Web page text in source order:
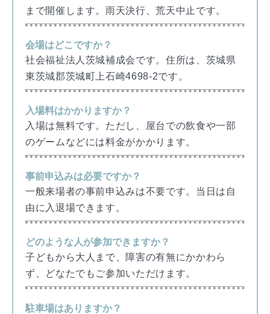
まで開催します。雨天決行、荒天中止です。
会場はどこですか？
社会福祉法人茨城補成会です。住所は、茨城県
東茨城郡茨城町上石崎4698-2です。
入場料はかかりますか？
入場は無料です。ただし、屋台での飲食や一部
のゲームなどには料金がかかります。
事前申込みは必要ですか？
一般来場者の事前申込みは不要です。当日は自
由に入退場できます。
どのような人が参加できますか？
子どもから大人まで、障害の有無にかかわら
ず、どなたでもご参加いただけます。
駐車場はありますか？